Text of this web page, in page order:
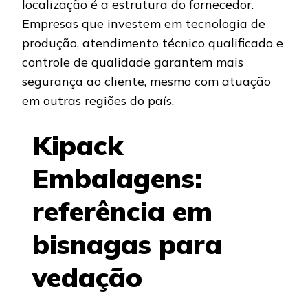
localização é a estrutura do fornecedor.
Empresas que investem em tecnologia de
produção, atendimento técnico qualificado e
controle de qualidade garantem mais
segurança ao cliente, mesmo com atuação
em outras regiões do país.
Kipack
Embalagens:
referência em
bisnagas para
vedação